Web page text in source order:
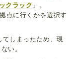
クラック 」。
点に行くかを選択す
てしまったため、現
い。